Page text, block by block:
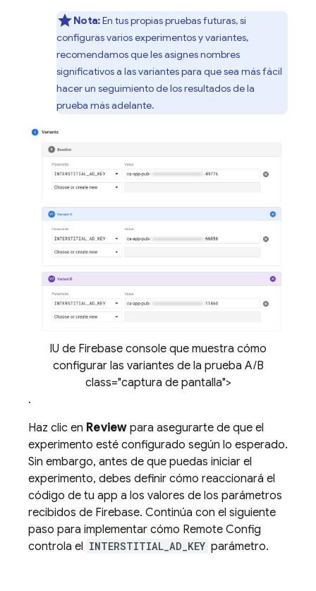
Nota:En tus propias pruebas futuras, si
configuras varios experimentos y variantes,
recomendamos que les asignes nombres
significativos a las variantes para que sea más fácil
hacer un seguimiento de los resultados de la
prueba más adelante.
IU de Firebase console que muestra cómo
configurar las variantes de la prueba A/B
class="captura de pantalla">
.
Haz clic en Reviewpara asegurarte de que el
experimento esté configurado según lo esperado.
Sin embargo, antes de que puedas iniciar el
experimento, debes definir cómo reaccionará el
código de tu app a los valores de los parámetros
recibidos de Firebase. Continúa con el siguiente
paso para implementar cómo Remote Config
controla el INTERSTITIAL_AD_KEY parámetro.